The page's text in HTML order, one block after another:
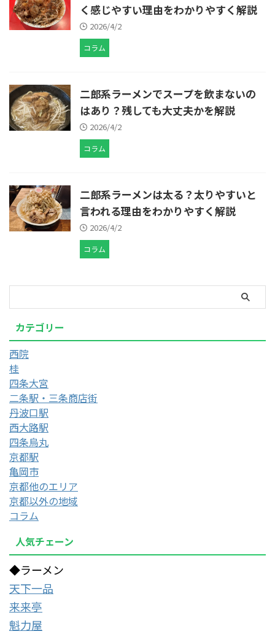
く感じやすい理由をわかりやすく解説
2026/4/2
コラム
二郎系ラーメンでスープを飲まないの
はあり？残しても大丈夫かを解説
2026/4/2
コラム
二郎系ラーメンは太る？太りやすいと
言われる理由をわかりやすく解説
2026/4/2
コラム
カテゴリー
西院
桂
四条大宮
二条駅・三条商店街
丹波口駅
西大路駅
四条烏丸
京都駅
亀岡市
京都他のエリア
京都以外の地域
コラム
人気チェーン
◆ラーメン
天下一品
来来亭
魁力屋